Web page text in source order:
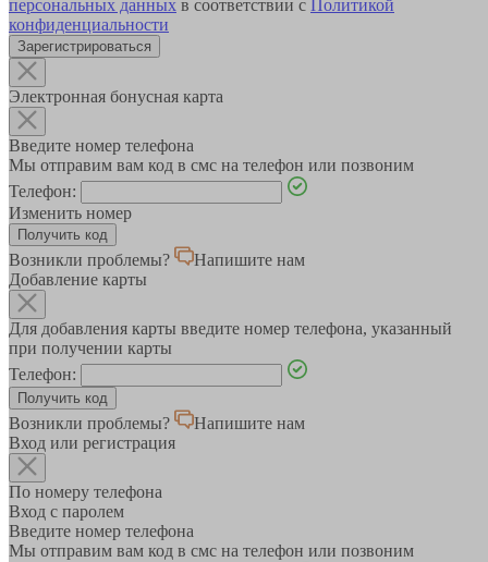
персональных данных в соответствии с
Политикой
конфиденциальности
Зарегистрироваться
Электронная бонусная карта
Введите номер телефона
Мы отправим вам код в смс на телефон или позвоним
Телефон:
Изменить номер
Возникли проблемы?
Напишите нам
Добавление карты
Для добавления карты введите номер телефона, указанный
при получении карты
Телефон:
Возникли проблемы?
Напишите нам
Вход или регистрация
По номеру телефона
Вход с паролем
Введите номер телефона
Мы отправим вам код в смс на телефон или позвоним